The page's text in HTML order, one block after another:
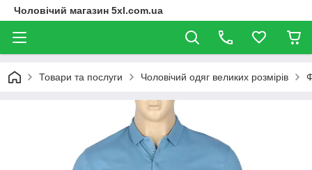
Чоловічий магазин 5xl.com.ua
Товари та послуги Чоловічий одяг великих розмірів